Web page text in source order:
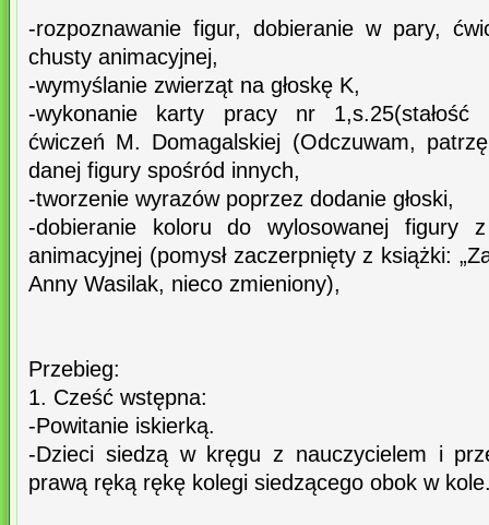
-rozpoznawanie figur, dobieranie w pary,
chusty animacyjnej,
-wymyślanie zwierząt na głoskę K,
-wykonanie karty pracy nr 1,s.25(stałość
ćwiczeń M. Domagalskiej (Odczuwam,
danej figury spośród innych,
-tworzenie wyrazów poprzez dodanie głoski,
-dobieranie koloru do wylosowanej figury
animacyjnej (pomysł zaczerpnięty z książki:
Anny Wasilak, nieco zmieniony),
Przebieg:
1. Cześć wstępna:
-Powitanie iskierką.
-Dzieci siedzą w kręgu z nauczycielem i
prawą ręką rękę kolegi siedzącego obok w